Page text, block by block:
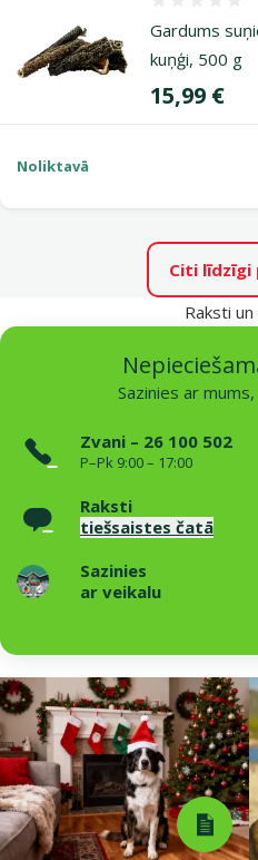
Gardums
kuņģi, 500 g
Cena
15,99 €
Noliktavā
Citi
Raksti
Sazinies ar
Zvani – 26 100 502
P–Pk 9:00 – 17:00
Raksti
tiešsaistes čatā
Sazinies
ar veikalu